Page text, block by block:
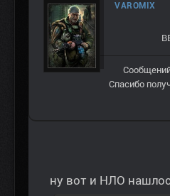
VAROMIX
Спасибо
ну вот и НЛО